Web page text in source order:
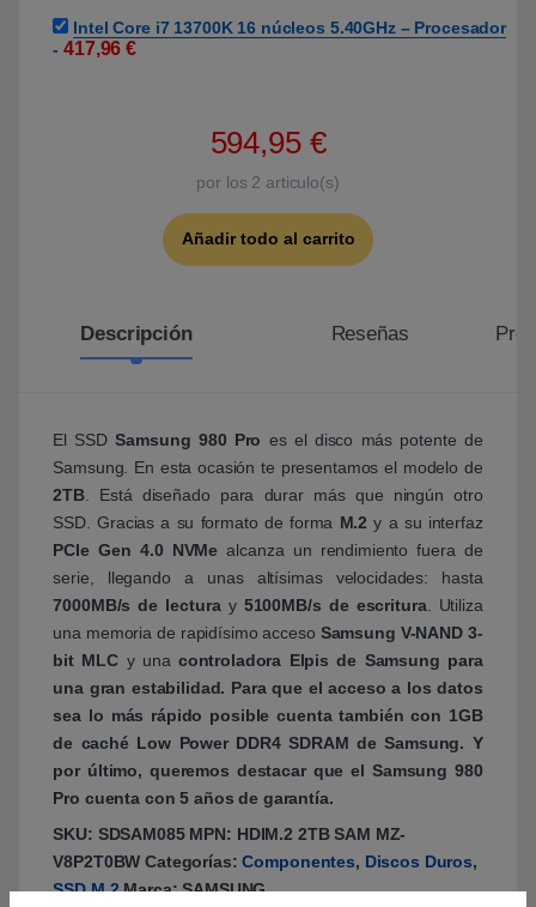
Intel Core i7 13700K 16 núcleos 5.40GHz – Procesador
-417,96€
594,95 €
por los 2 articulo(s)
Añadir todo al carrito
Descripción Reseñas
El SSDSamsung 980 Pro es el disco más potente de
Samsung. En esta ocasión te presentamos el modelo de
2TB. Está diseñado para durar más que ningún otro
SSD. Gracias a su formato de forma M.2 y a su interfaz
PCIe Gen 4.0 NVMe alcanza un rendimiento fuera de
serie, llegando a unas altísimas velocidades: hasta
7000MB/s de lecturay 5100MB/s de escritura. Utiliza
una memoria de rapidísimo acceso Samsung V-NAND 3-
bit MLC y una controladora Elpis de Samsung para
una gran estabilidad. Para que el acceso a los datos
sea lo más rápido posible cuenta también con 1GB
de caché Low Power DDR4 SDRAM de Samsung. Y
por último, queremos destacar que el Samsung 980
Pro cuenta con5 años de garantía.
SKU: SDSAM085 MPN: HDIM.2 2TB SAM MZ-
V8P2T0BW Categorías:Componentes, Discos Duros,
SSD M.2 Marca:SAMSUNG